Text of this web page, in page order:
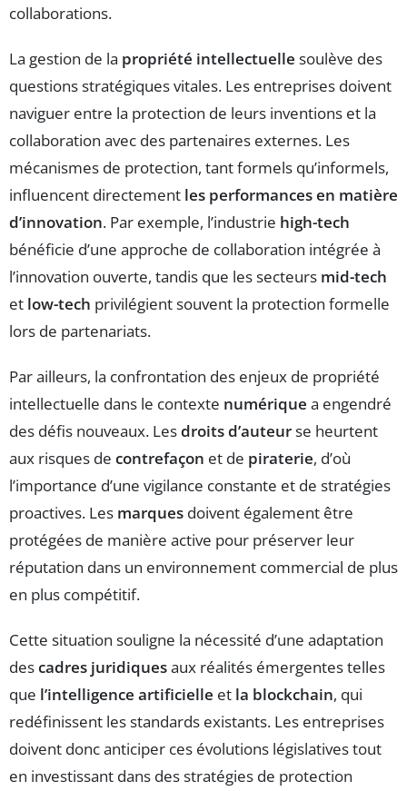
collaborations.
La gestion de la propriété intellectuelle soulève des
questions stratégiques vitales. Les entreprises doivent
naviguer entre la protection de leurs inventions et la
collaboration avec des partenaires externes. Les
mécanismes de protection, tant formels qu’informels,
influencent directement les performances en matière
d’innovation. Par exemple, l’industrie high-tech
bénéficie d’une approche de collaboration intégrée à
l’innovation ouverte, tandis que les secteurs mid-tech
et low-tech privilégient souvent la protection formelle
lors de partenariats.
Par ailleurs, la confrontation des enjeux de propriété
intellectuelle dans le contexte numérique a engendré
des défis nouveaux. Lesdroits d’auteurse heurtent
aux risques de contrefaçon et de piraterie, d’où
l’importance d’une vigilance constante et de stratégies
proactives. Les marques doivent également être
protégées de manière active pour préserver leur
réputation dans un environnement commercial de plus
en plus compétitif.
Cette situation souligne la nécessité d’une adaptation
descadres juridiquesaux réalités émergentes telles
que l’intelligence artificielle et la blockchain, qui
redéfinissent les standards existants. Les entreprises
doivent donc anticiper ces évolutions législatives tout
en investissant dans des stratégies de protection